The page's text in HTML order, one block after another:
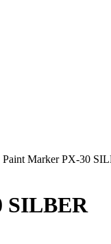
Marker PX-30
SILBER